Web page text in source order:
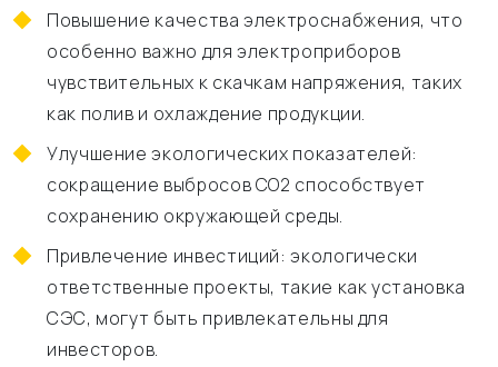
Повышение качества электроснабжения, что
особенно важно для электроприборов
чувствительных к скачкам напряжения, таких
как полив и охлаждение продукции.
Улучшение экологических показателей:
сокращение выбросов CO2 способствует
сохранению окружающей среды.
Привлечение инвестиций: экологически
ответственные проекты, такие как установка
СЭС, могут быть привлекательны для
инвесторов.